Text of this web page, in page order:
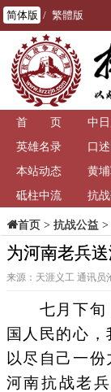
简体版 / 繁體版
首 页 中
英雄名录
口
本站动态
黄
砥柱中流
抗
首页> 抗战公益 >
为河南老兵
来源：天涯义工 通讯员
七月下旬，
国人民的心
以尽自己一
河南抗战老